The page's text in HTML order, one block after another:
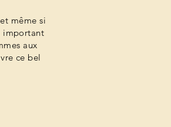
même si
important
aux
ce bel